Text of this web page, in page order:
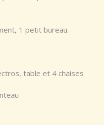
1 petit bureau.
table et 4 chaises